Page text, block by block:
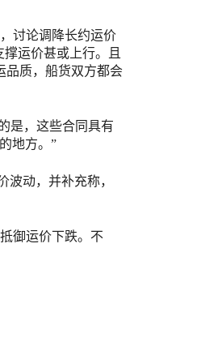
讨论调降长约运价
运价甚或上行。且
品质，船货双方都会
是，这些合同具有
地方。”
波动，并补充称，
御运价下跌。不